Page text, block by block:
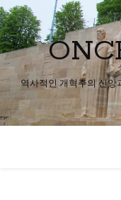
역사적인 개혁주의 신앙